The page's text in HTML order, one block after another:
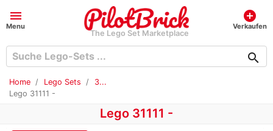
menu
Menu
The Lego Set Marketplace
add_circle
Verkaufen
search
Home Lego Sets
3...
Lego 31111 -
Lego 31111 -